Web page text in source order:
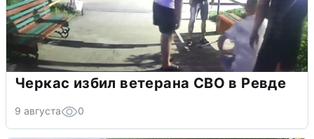
Черкас избил ветерана СВО в Ревде
9 августа 0